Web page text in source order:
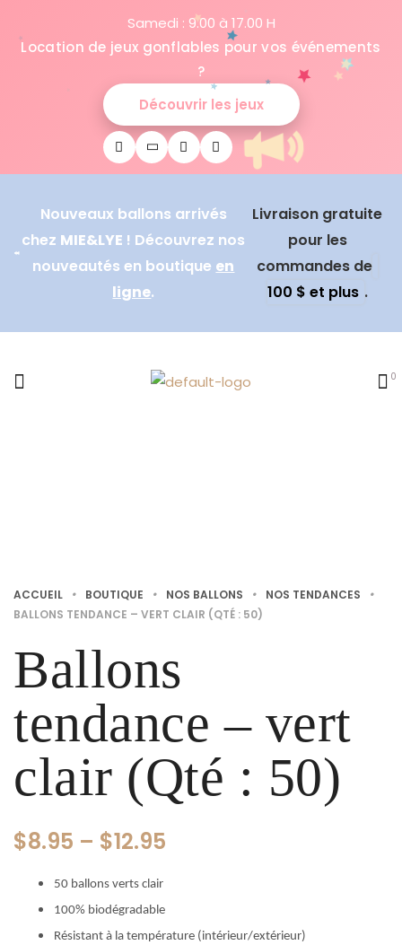
Samedi : 9.00 à 17.00 H
Location de jeux gonflables pour vos événements
?
Découvrir les jeux
Nouveaux ballons arrivés
chez MIE&LYE ! Découvrez nos
nouveautés en boutique en
ligne.
Livraison gratuite
pour les
commandes de
100 $ et plus .
0
ACCUEIL • BOUTIQUE • NOS BALLONS • NOS TENDANCES
•
BALLONS TENDANCE – VERT CLAIR (QTÉ : 50)
Ballons
tendance – vert
clair (Qté : 50)
$8.95 – $12.95
50 ballons verts clair
100% biodégradable
Résistant à la température (intérieur/extérieur)